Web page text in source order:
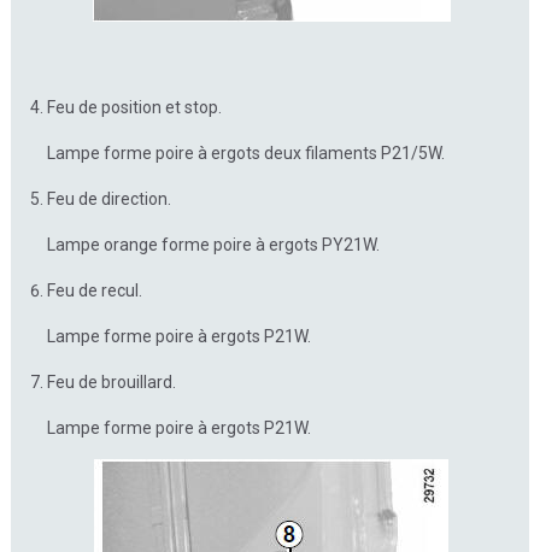
Feu de position et stop.
Lampe forme poire à ergots deux filaments P21/5W.
Feu de direction.
Lampe orange forme poire à ergots PY21W.
Feu de recul.
Lampe forme poire à ergots P21W.
Feu de brouillard.
Lampe forme poire à ergots P21W.